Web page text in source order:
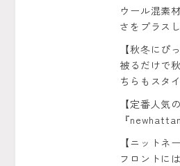
ウール混素
さをプラス
【秋冬にぴ
被るだけで
ちらもスタ
【定番人気
『
【ニットネ
フロントに